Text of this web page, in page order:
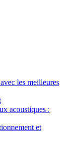
les meilleures
acoustiques :
et